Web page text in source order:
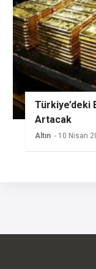
Türkiye’deki
Artacak
Altın - 10 Nisan